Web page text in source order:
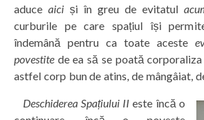
aduce aici și în greu de evitatul
curburile pe care spațiul își
îndemână pentru ca toate aceste
povestite de ea să se poată
astfel corp bun de atins, de mângâiat,
Deschiderea Spațiului II este încă o